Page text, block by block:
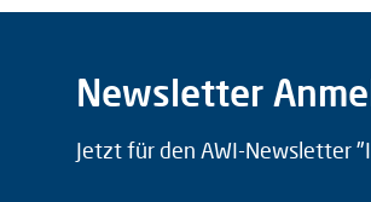
Newsletter
Jetzt für den AWI-Newsletter